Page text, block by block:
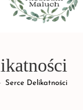
Serce Delikatności